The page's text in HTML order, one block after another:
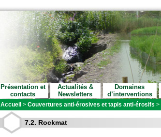
Présentation et
contacts
Actualités &
Newsletters
Domaines
d’interventions
Accueil > Couvertures anti-érosives et tapis anti-érosifs >
7.2. Rockmat